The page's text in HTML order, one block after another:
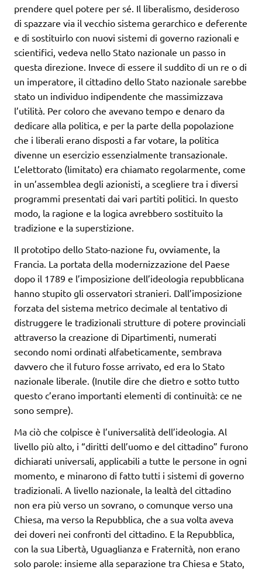
prendere quel potere per sé. Il liberalismo, desideroso
di spazzare via il vecchio sistema gerarchico e deferente
e di sostituirlo con nuovi sistemi di governo razionali e
scientifici, vedeva nello Stato nazionale un passo in
questa direzione. Invece di essere il suddito di un re o di
un imperatore, il cittadino dello Stato nazionale sarebbe
stato un individuo indipendente che massimizzava
l’utilità. Per coloro che avevano tempo e denaro da
dedicare alla politica, e per la parte della popolazione
che i liberali erano disposti a far votare, la politica
divenne un esercizio essenzialmente transazionale.
L’elettorato (limitato) era chiamato regolarmente, come
in un’assemblea degli azionisti, a scegliere tra i diversi
programmi presentati dai vari partiti politici. In questo
modo, la ragione e la logica avrebbero sostituito la
tradizione e la superstizione.
Il prototipo dello Stato-nazione fu, ovviamente, la
Francia. La portata della modernizzazione del Paese
dopo il 1789 e l’imposizione dell’ideologia repubblicana
hanno stupito gli osservatori stranieri. Dall’imposizione
forzata del sistema metrico decimale al tentativo di
distruggere le tradizionali strutture di potere provinciali
attraverso la creazione di Dipartimenti, numerati
secondo nomi ordinati alfabeticamente, sembrava
davvero che il futuro fosse arrivato, ed era lo Stato
nazionale liberale. (Inutile dire che dietro e sotto tutto
questo c’erano importanti elementi di continuità: ce ne
sono sempre).
Ma ciò che colpisce è l’universalità dell’ideologia. Al
livello più alto, i “diritti dell’uomo e del cittadino” furono
dichiarati universali, applicabili a tutte le persone in ogni
momento, e minarono di fatto tutti i sistemi di governo
tradizionali. A livello nazionale, la lealtà del cittadino
non era più verso un sovrano, o comunque verso una
Chiesa, ma verso la Repubblica, che a sua volta aveva
dei doveri nei confronti del cittadino. E la Repubblica,
con la sua Libertà, Uguaglianza e Fraternità, non erano
solo parole: insieme alla separazione tra Chiesa e Stato,